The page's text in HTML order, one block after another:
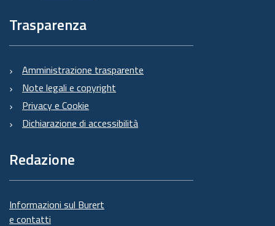
Trasparenza
Amministrazione trasparente
Note legali e copyright
Privacy e Cookie
Dichiarazione di accessibilità
Redazione
Informazioni sul Burert
e contatti